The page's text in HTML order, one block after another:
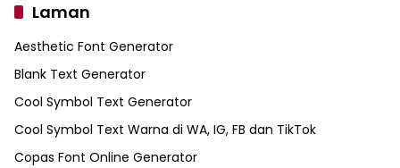
Laman
Aesthetic Font Generator
Blank Text Generator
Cool Symbol Text Generator
Cool Symbol Text Warna di WA, IG, FB dan TikTok
Copas Font Online Generator